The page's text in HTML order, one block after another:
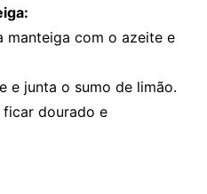
manteiga com o azeite e
e junta o sumo de limão.
dourado e